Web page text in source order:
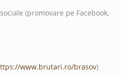
(promovare pe Facebook,
www.brutari.ro/brasov)